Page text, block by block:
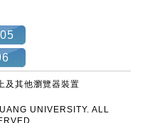
及其他瀏覽器裝置
UNIVERSITY. ALL